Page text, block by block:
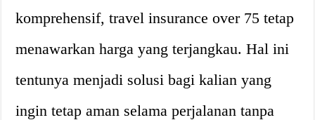
komprehensif, travel insurance over 75 tetap
menawarkan harga yang terjangkau. Hal ini
tentunya menjadi solusi bagi kalian yang
ingin tetap aman selama perjalanan tanpa